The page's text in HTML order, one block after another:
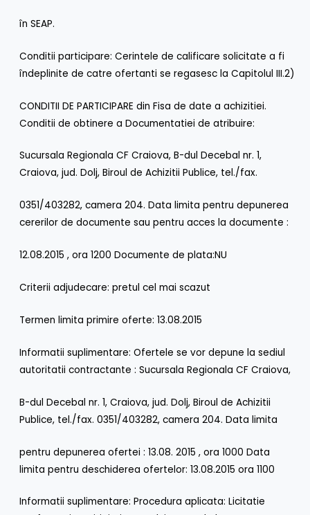
în SEAP.
Conditii participare: Cerintele de calificare solicitate a fi
îndeplinite de catre ofertanti se regasesc la Capitolul III.2)
CONDITII DE PARTICIPARE din Fisa de date a achizitiei.
Conditii de obtinere a Documentatiei de atribuire:
Sucursala Regionala CF Craiova, B-dul Decebal nr. 1,
Craiova, jud. Dolj, Biroul de Achizitii Publice, tel./fax.
0351/403282, camera 204. Data limita pentru depunerea
cererilor de documente sau pentru acces la documente :
12.08.2015 , ora 1200 Documente de plata:NU
Criterii adjudecare: pretul cel mai scazut
Termen limita primire oferte: 13.08.2015
Informatii suplimentare: Ofertele se vor depune la sediul
autoritatii contractante : Sucursala Regionala CF Craiova,
B-dul Decebal nr. 1, Craiova, jud. Dolj, Biroul de Achizitii
Publice, tel./fax. 0351/403282, camera 204. Data limita
pentru depunerea ofertei : 13.08. 2015 , ora 1000 Data
limita pentru deschiderea ofertelor: 13.08.2015 ora 1100
Informatii suplimentare: Procedura aplicata: Licitatie